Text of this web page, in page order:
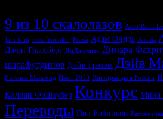
9 из 10 скалолазов Arco Rock
Jain Kim Jessa Younker Prana Адам Ондра Альпы
Джон Глассберг ДиДжулиан Динара
шарафутдинов Дэйв Грэхэм Дэйв
Евгения Маламид Имст 2013 Иностранцы в России
Килиан Фишхубер Конкурс Мина
Переводы Пол Робинсон Растяжечка